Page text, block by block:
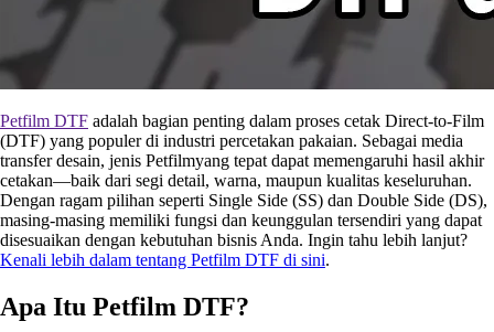
Petfilm DTF adalah bagian penting dalam proses cetak Direct-to-Film
(DTF) yang populer di industri percetakan pakaian. Sebagai media
transfer desain, jenis Petfilmyang tepat dapat memengaruhi hasil akhir
cetakan—baik dari segi detail, warna, maupun kualitas keseluruhan.
Dengan ragam pilihan seperti Single Side (SS) dan Double Side (DS),
masing-masing memiliki fungsi dan keunggulan tersendiri yang dapat
disesuaikan dengan kebutuhan bisnis Anda. Ingin tahu lebih lanjut?
Kenali lebih dalam tentang Petfilm DTF di sini.
Apa Itu Petfilm DTF?